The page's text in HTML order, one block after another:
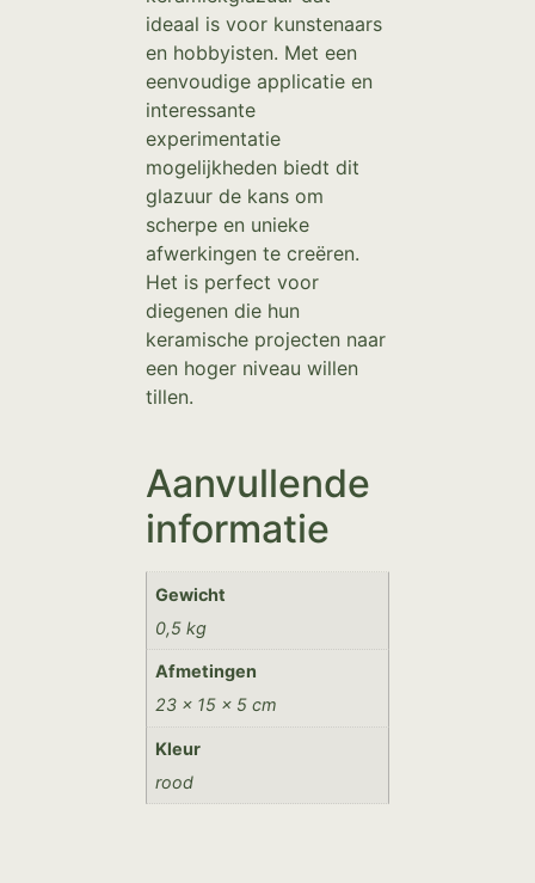
ideaal is voor kunstenaars
en hobbyisten. Met een
eenvoudige applicatie en
interessante
experimentatie
mogelijkheden biedt dit
glazuur de kans om
scherpe en unieke
afwerkingen te creëren.
Het is perfect voor
diegenen die hun
keramische projecten naar
een hoger niveau willen
tillen.
Aanvullende
informatie
Gewicht
0,5 kg
Afmetingen
23 × 15 × 5 cm
Kleur
rood